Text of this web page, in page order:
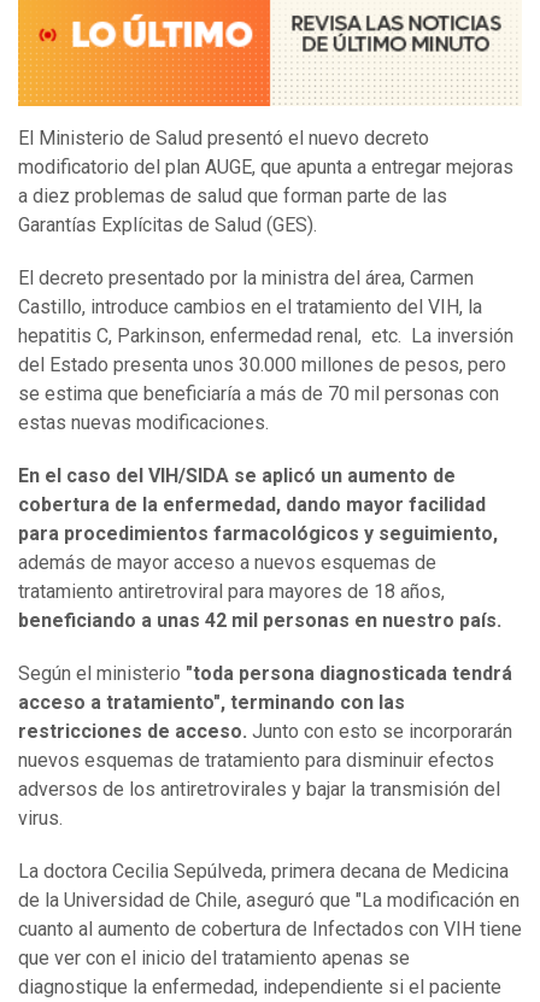
El Ministerio de Salud presentó el nuevo decreto
modificatorio del plan AUGE, que apunta a entregar mejoras
a diez problemas de salud que forman parte de las
Garantías Explícitas de Salud (GES).
El decreto presentado por la ministra del área, Carmen
Castillo, introduce cambios en el tratamiento del VIH, la
hepatitis C, Parkinson, enfermedad renal, etc. La inversión
del Estado presenta unos 30.000 millones de pesos, pero
se estima que beneficiaría a más de 70 mil personas con
estas nuevas modificaciones.
En el caso del VIH/SIDA se aplicó un aumento de
cobertura de la enfermedad, dando mayor facilidad
para procedimientos farmacológicos y seguimiento,
además de mayor acceso a nuevos esquemas de
tratamiento antiretroviral para mayores de 18 años,
beneficiando a unas 42 mil personas en nuestro país.
Según el ministerio "toda persona diagnosticada tendrá
acceso a tratamiento", terminando con las
restricciones de acceso. Junto con esto se incorporarán
nuevos esquemas de tratamiento para disminuir efectos
adversos de los antiretrovirales y bajar la transmisión del
virus.
La doctora Cecilia Sepúlveda, primera decana de Medicina
de la Universidad de Chile, aseguró que "La modificación en
cuanto al aumento de cobertura de Infectados con VIH tiene
que ver con el inicio del tratamiento apenas se
diagnostique la enfermedad, independiente si el paciente